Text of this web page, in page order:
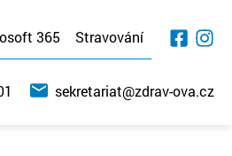
365 Stravování
sekretariat@zdrav-ova.cz